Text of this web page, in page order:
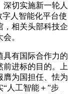
切实施新一轮人
字人智能化平台使
，相关头部科技企
。
有国际合作力的
前进标的目的。上
膺为国担任、怯为
人工智能＋”步